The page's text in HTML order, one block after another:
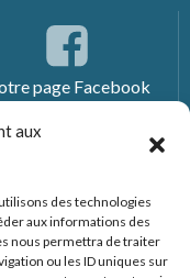
aux
des technologies
aux informations des
nous permettra de traiter
ou les ID uniques sur
page Facebook